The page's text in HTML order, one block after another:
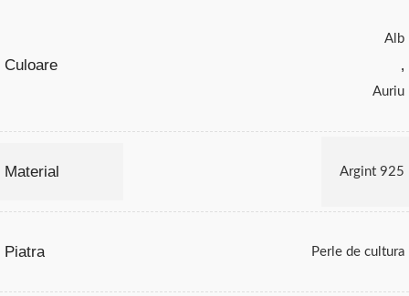
Culoare
Alb
,
Auriu
Material Argint 925
Piatra Perle de cultura